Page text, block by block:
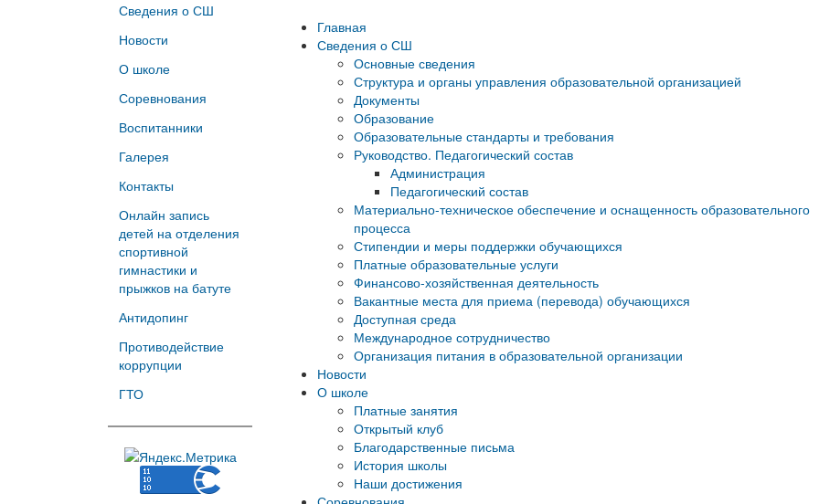
Сведения о СШ
Новости
О школе
Соревнования
Воспитанники
Галерея
Контакты
Онлайн запись
детей на отделения
спортивной
гимнастики и
прыжков на батуте
Антидопинг
Противодействие
коррупции
ГТО
Главная
Сведения о СШ
Основные сведения
Структура и органы управления образовательной организацией
Документы
Образование
Образовательные стандарты и требования
Руководство. Педагогический состав
Администрация
Педагогический состав
Материально-техническое обеспечение и оснащенность образовательного
процесса
Стипендии и меры поддержки обучающихся
Платные образовательные услуги
Финансово-хозяйственная деятельность
Вакантные места для приема (перевода) обучающихся
Доступная среда
Международное сотрудничество
Организация питания в образовательной организации
Новости
О школе
Платные занятия
Открытый клуб
Благодарственные письма
История школы
Наши достижения